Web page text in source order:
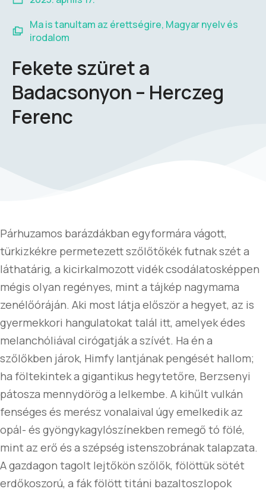
Ma is tanultam az érettségire, Magyar nyelv és
irodalom
Fekete szüret a
Badacsonyon – Herczeg
Ferenc
Párhuzamos barázdákban egyformára vágott,
türkizkékre permetezett szőlőtőkék futnak szét a
láthatárig, a kicirkalmozott vidék csodálatosképpen
mégis olyan regényes, mint a tájkép nagymama
zenélőóráján. Aki most látja először a hegyet, az is
gyermekkori hangulatokat talál itt, amelyek édes
melanchóliával cirógatják a szívét. Ha én a
szőlőkben járok, Himfy lantjának pengését hallom;
ha föltekintek a gigantikus hegytetőre, Berzsenyi
pátosza mennydörög a lelkembe. A kihűlt vulkán
fenséges és merész vonalaival úgy emelkedik az
opál- és gyöngykagylószínekben remegő tó fölé,
mint az erő és a szépség istenszobrának talapzata.
A gazdagon tagolt lejtőkön szőlők, fölöttük sötét
erdőkoszorú, a fák fölött titáni bazaltoszlopok